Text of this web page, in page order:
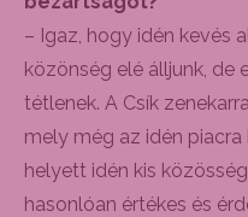
– Igaz, hogy idén kevés
közönség elé álljunk,
tétlenek. A Csík
mely még az idén
helyett idén kis
hasonlóan értékes és